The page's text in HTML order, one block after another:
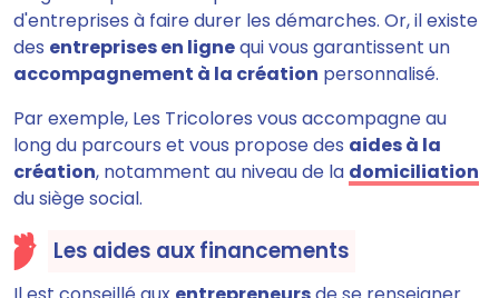
d'entreprises à faire durer les démarches. Or, il existe
des entreprises en lignequi vous garantissent un
accompagnement à la création personnalisé.
Par exemple, Les Tricolores vous accompagne au
long du parcours et vous propose des aides à la
création, notamment au niveau de la domiciliation
du siège social.
Les aides aux financements